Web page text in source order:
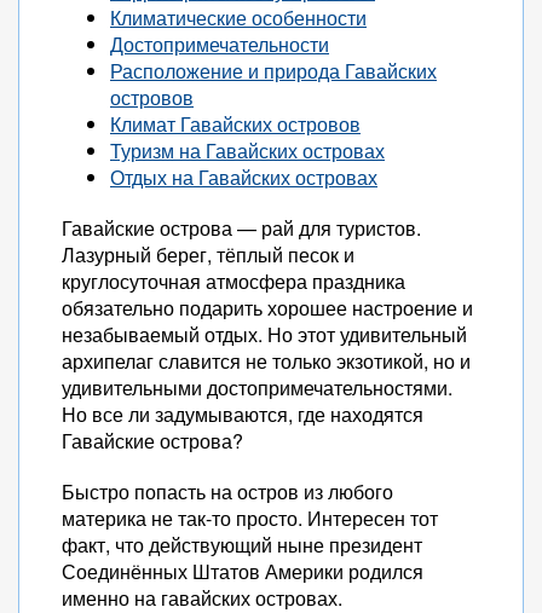
Климатические особенности
Достопримечательности
Расположение и природа Гавайских
островов
Климат Гавайских островов
Туризм на Гавайских островах
Отдых на Гавайских островах
Гавайские острова — рай для туристов.
Лазурный берег, тёплый песок и
круглосуточная атмосфера праздника
обязательно подарить хорошее настроение и
незабываемый отдых. Но этот удивительный
архипелаг славится не только экзотикой, но и
удивительными достопримечательностями.
Но все ли задумываются, где находятся
Гавайские острова?
Быстро попасть на остров из любого
материка не так-то просто. Интересен тот
факт, что действующий ныне президент
Соединённых Штатов Америки родился
именно на гавайских островах.